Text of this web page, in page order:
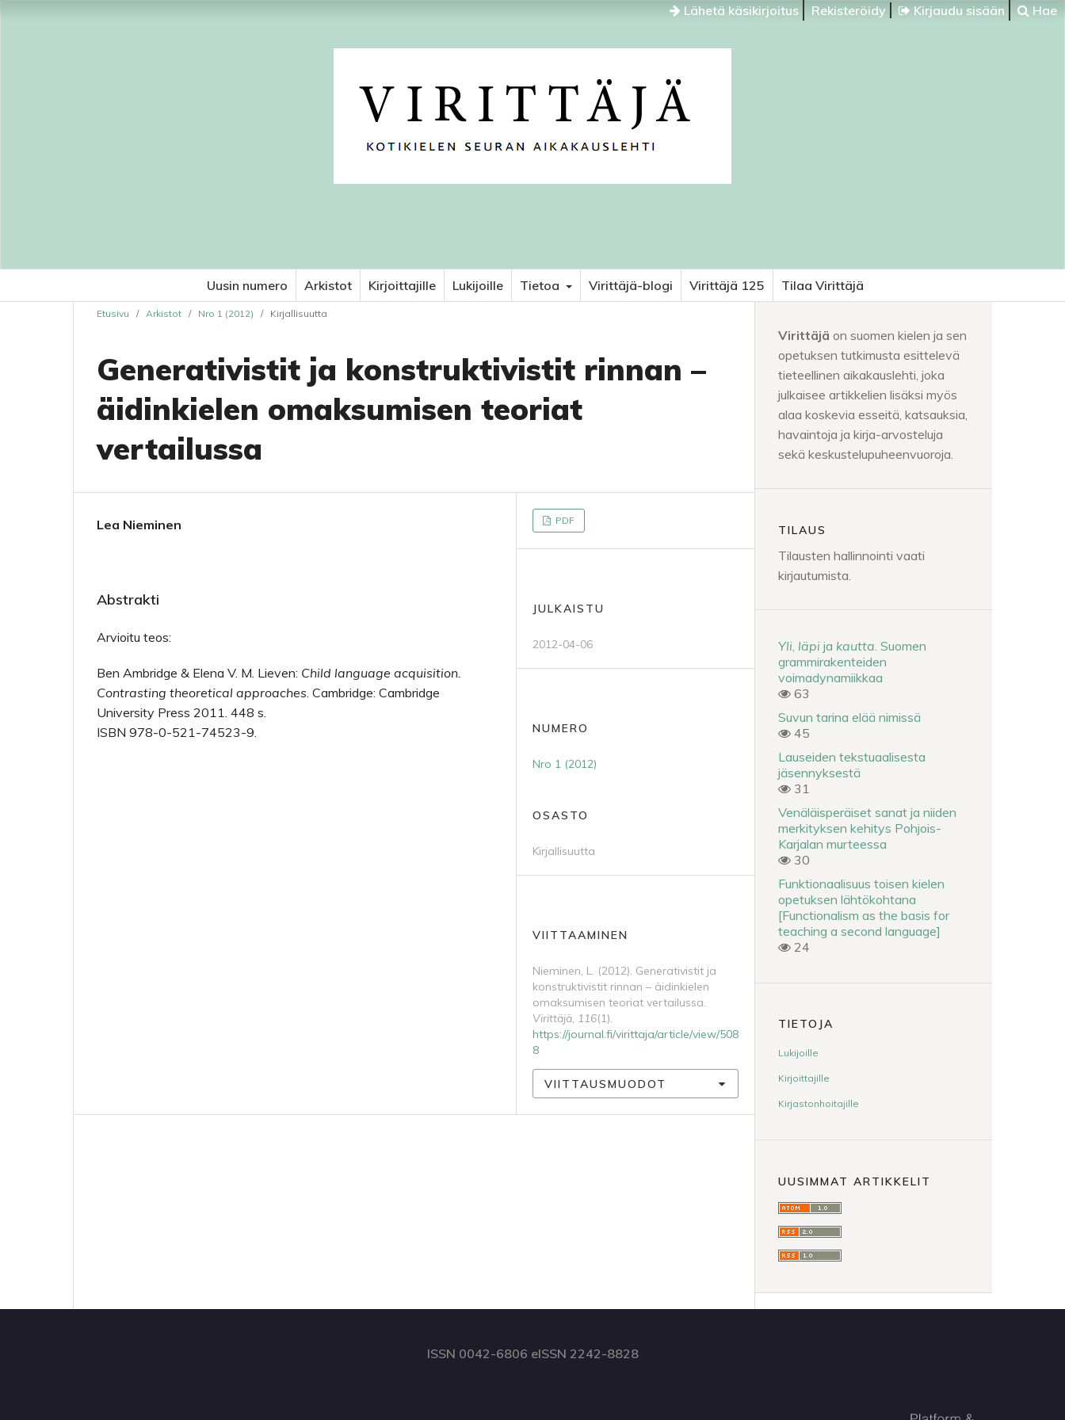
Lähetä käsikirjoitus Rekisteröidy Kirjaudu sisään Hae
Uusin numero Arkistot Kirjoittajille Lukijoille Tietoa Virittäjä-blogi Virittäjä 125 Tilaa Virittäjä
Etusivu / Arkistot / Nro 1 (2012) / Kirjallisuutta
Generativistit ja konstruktivistit rinnan –
äidinkielen omaksumisen teoriat
vertailussa
Lea Nieminen
Abstrakti
Arvioitu teos:
Ben Ambridge & Elena V. M. Lieven: Child language acquisition.
Contrasting theoretical approaches. Cambridge: Cambridge
University Press 2011. 448 s.
ISBN 978-0-521-74523-9.
PDF
JULKAISTU
2012-04-06
NUMERO
Nro 1 (2012)
OSASTO
Kirjallisuutta
VIITTAAMINEN
Nieminen, L. (2012). Generativistit ja
konstruktivistit rinnan – äidinkielen
omaksumisen teoriat vertailussa.
Virittäjä, 116(1).
https://journal.fi/virittaja/article/view/508
8
VIITTAUSMUODOT
Virittäjä on suomen kielen ja sen
opetuksen tutkimusta esittelevä
tieteellinen aikakauslehti, joka
julkaisee artikkelien lisäksi myös
alaa koskevia esseitä, katsauksia,
havaintoja ja kirja-arvosteluja
sekä keskustelupuheenvuoroja.
TILAUS
Tilausten hallinnointi vaati
kirjautumista.
Yli läpi ja kautta . Suomen
grammirakenteiden
voimadynamiikkaa
63
Suvun tarina elää nimissä
45
Lauseiden tekstuaalisesta
jäsennyksestä
31
Venäläisperäiset sanat ja niiden
merkityksen kehitys Pohjois-
Karjalan murteessa
30
Funktionaalisuus toisen kielen
opetuksen lähtökohtana
[Functionalism as the basis for
teaching a second language]
24
TIETOJA
Lukijoille
Kirjoittajille
Kirjastonhoitajille
UUSIMMAT ARTIKKELIT
ISSN 0042-6806 eISSN 2242-8828